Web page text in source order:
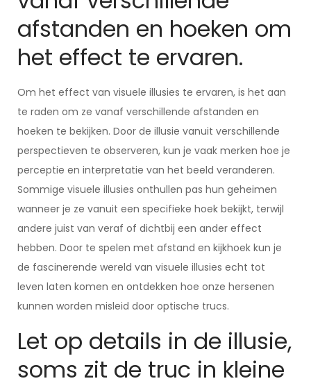
afstanden en hoeken om
het effect te ervaren.
Om het effect van visuele illusies te ervaren, is het aan
te raden om ze vanaf verschillende afstanden en
hoeken te bekijken. Door de illusie vanuit verschillende
perspectieven te observeren, kun je vaak merken hoe je
perceptie en interpretatie van het beeld veranderen.
Sommige visuele illusies onthullen pas hun geheimen
wanneer je ze vanuit een specifieke hoek bekijkt, terwijl
andere juist van veraf of dichtbij een ander effect
hebben. Door te spelen met afstand en kijkhoek kun je
de fascinerende wereld van visuele illusies echt tot
leven laten komen en ontdekken hoe onze hersenen
kunnen worden misleid door optische trucs.
Let op details in de illusie,
soms zit de truc in kleine